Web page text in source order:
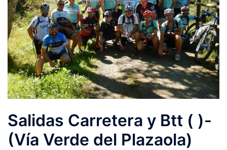
Salidas Carretera y Btt ( )-
(Vía Verde del Plazaola)